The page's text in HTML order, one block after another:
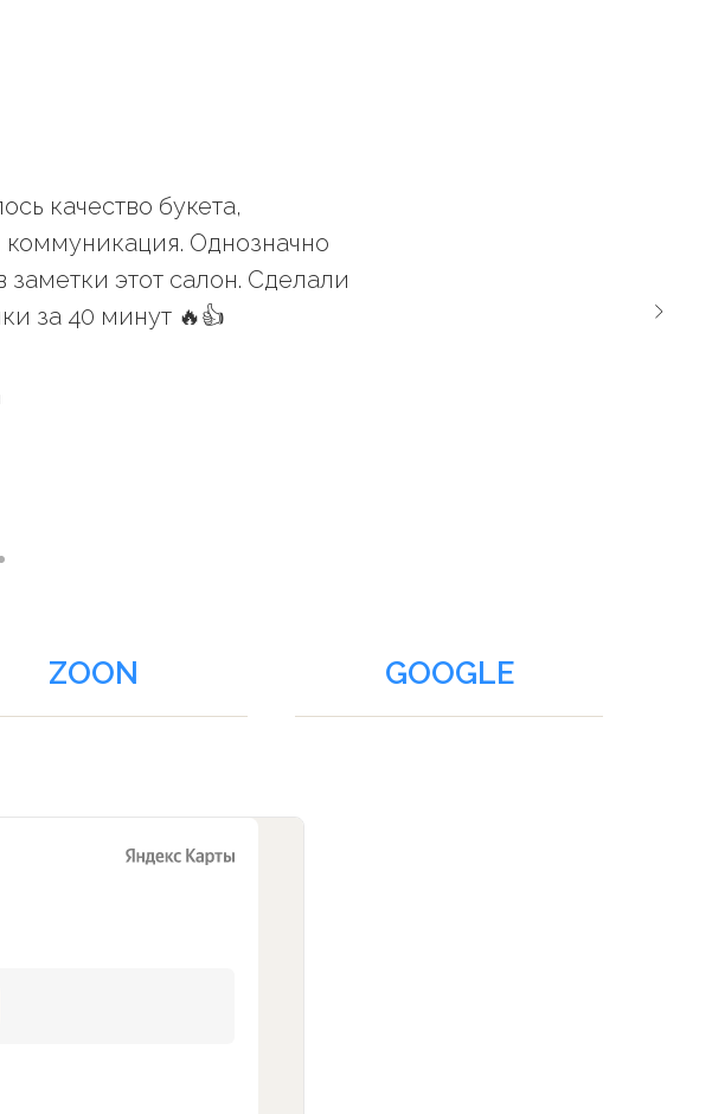
качество букета,
коммуникация. Однозначно
заметки этот салон. Сделали
за 40 минут 🔥👍
ZOON GOOGLE